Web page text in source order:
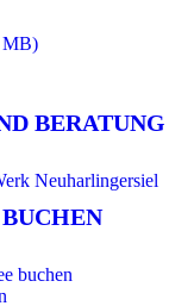
MB)
BERATUNG
Neuharlingersiel
buchen